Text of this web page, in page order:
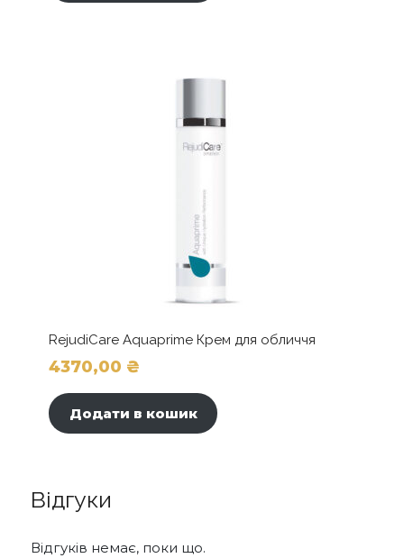
RejudiCare Aquaprime Крем для обличчя
4370,00 ₴
Додати в кошик
Відгуки
Відгуків немає, поки що.